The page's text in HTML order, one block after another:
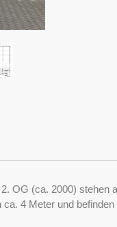
OG (ca. 2000) stehen
4 Meter und